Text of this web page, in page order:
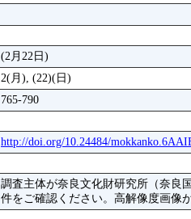
(2月22日)
2(月), (22)(日)
765-790
http://doi.org/10.24484/
調査主体が奈良文化財研究所（奈良
件をご確認ください。高解像度画像